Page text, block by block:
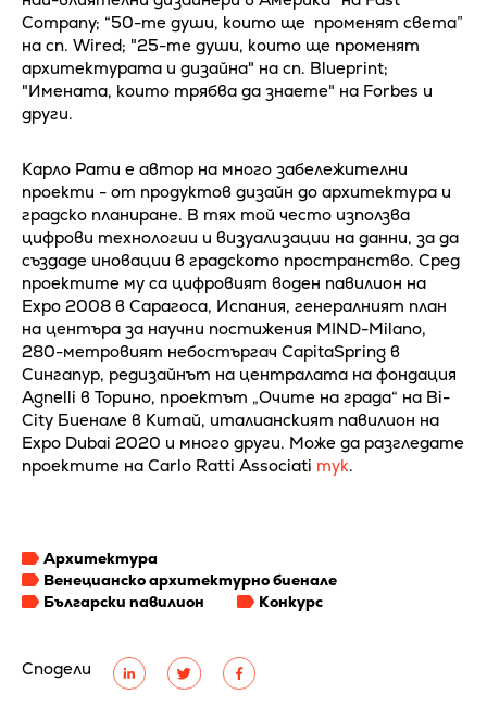
Сподели
Company; “50-те души, които ще променят света”
на сп. Wired; "25-те души, които ще променят
архитектурата и дизайна" на сп. Blueprint;
"Имената, които трябва да знаете" на Forbes и
други.
Карло Рати е автор на много забележителни
проекти - от продуктов дизайн до архитектура и
градско планиране. В тях той често използва
цифрови технологии и визуализации на данни, за да
създаде иновации в градското пространство. Сред
проектите му са цифровият воден павилион на
Expo 2008 в Сарагоса, Испания, генералният план
на центъра за научни постижения MIND-Milano,
280-метровият небостъргач CapitaSpring в
Сингапур, редизайнът на централата на фондация
Agnelli в Торино, проектът „Очите на града“ на Bi-
City Биенале в Китай, италианският павилион на
Expo Dubai 2020 и много други. Може да разгледате
проектите на Carlo Ratti Associati тук.
Архитектура
Венецианско архитектурно биенале
Български павилион
Конкурс